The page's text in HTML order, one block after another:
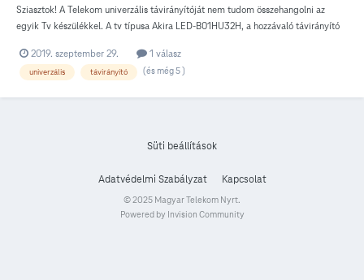
Sziasztok! A Telekom univerzális távirányítóját nem tudom összehangolni az
egyik Tv készülékkel. A tv típusa Akira LED-B01HU32H, a hozzávaló távirányító
márkához 0079 kód tartozik, aminek beállítására a tv készülék nem reagál.
Lenne esetleg valakinek ötlete, esetleg milyen más kóddal lehetne megpróbálni,
2019. szeptember 29. 1 válasz
univerzális távirányító (és még 5 )
Süti beállítások
Adatvédelmi Szabályzat Kapcsolat
© 2025 Magyar Telekom Nyrt.
Powered by Invision Community